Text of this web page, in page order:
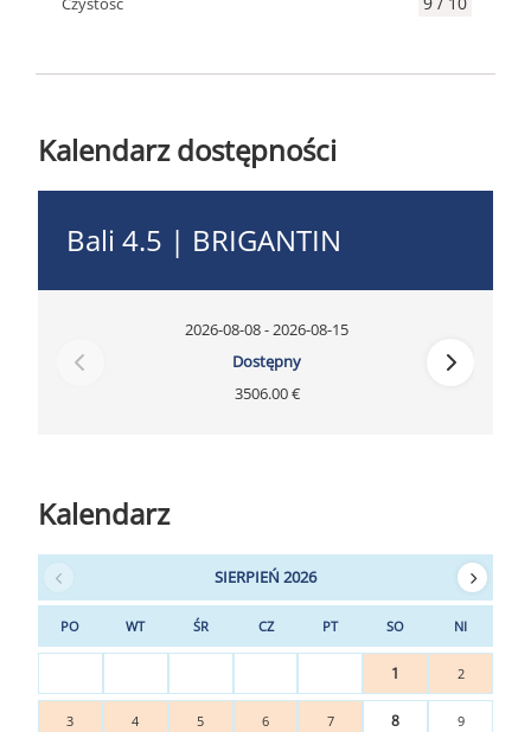
Kalendarz dostępności
Bali 4.5 | BRIGANTIN
2026-08-08 - 2026-08-15
Dostępny
3506.00 €
Kalendarz
SIERPIEŃ 2026
PO WT ŚR CZ PT SO NI
1 2
3 4 5 6 7 8 9